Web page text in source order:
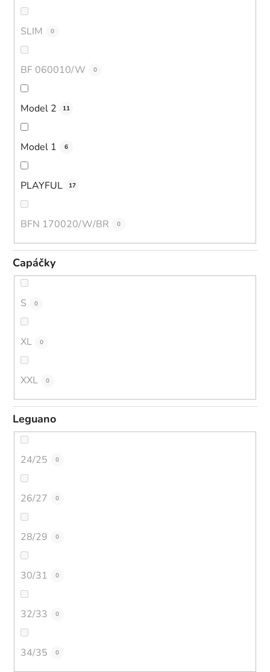
SLIM 0
BF 060010/W 0
Model 2 11
Model 1 6
PLAYFUL 17
BFN 170020/W/BR 0
Capáčky
S 0
XL 0
XXL 0
Leguano
24/25 0
26/27 0
28/29 0
30/31 0
32/33 0
34/35 0